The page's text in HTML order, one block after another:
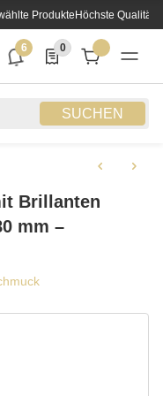
ProdukteHöchste Qualität
SUCHEN
6
6 neue Notifizierungen
0
0 Produkte in der
Brillanten
mm –